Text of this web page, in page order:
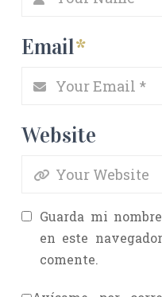
Email*
Website
Guarda mi
en este
comente.